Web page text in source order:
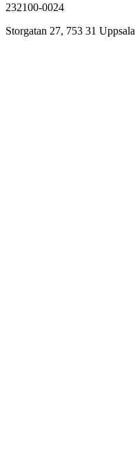
232100-0024
Storgatan 27, 753 31 Uppsala